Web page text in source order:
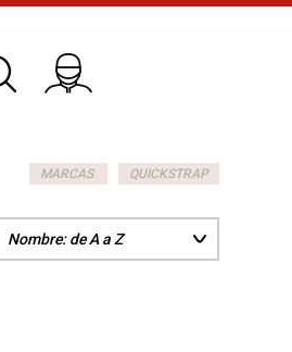
MARCAS QUICKSTRAP